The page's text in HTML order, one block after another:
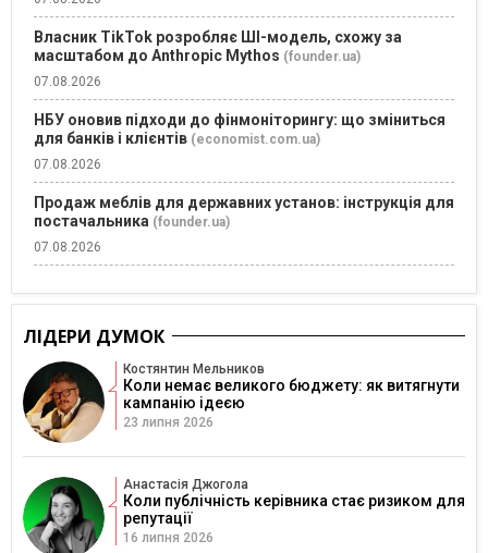
Власник TikTok розробляє ШІ-модель, схожу за
масштабом до Anthropic Mythos (founder.ua)
07.08.2026
НБУ оновив підходи до фінмоніторингу: що зміниться
для банків і клієнтів (economist.com.ua)
07.08.2026
Продаж меблів для державних установ: інструкція для
постачальника (founder.ua)
07.08.2026
ЛІДЕРИ ДУМОК
Костянтин Мельников
Коли немає великого бюджету: як витягнути
кампанію ідеєю
23 липня 2026
Анастасія Джогола
Коли публічність керівника стає ризиком для
репутації
16 липня 2026